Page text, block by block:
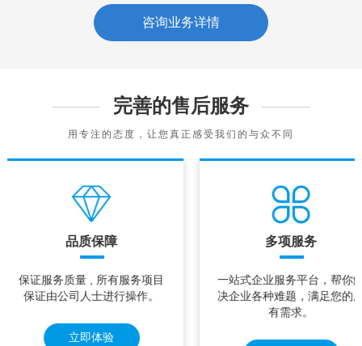
咨询业务详情
完善的售后服务
用专注的态度，让您真正感受我们的与众不同
品质保障
保证服务质量 , 所有服务项目
保证由公司人士进行操作。
立即体验
多项服务
一站式企业服务平台，帮你
决企业各种难题，满足您的
有需求。